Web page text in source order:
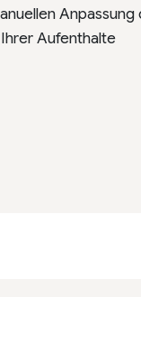
Anpassung
Aufenthalte